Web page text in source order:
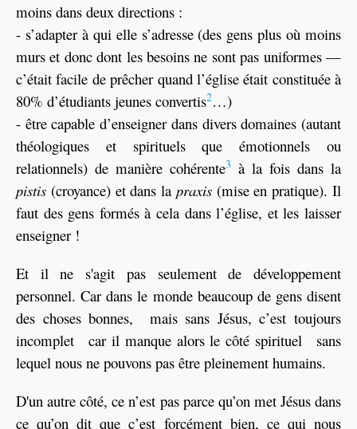
moins dans deux directions :
- s’adapter à qui elle s’adresse (des gens plus où moins
murs et donc dont les besoins ne sont pas uniformes —
c’était facile de prêcher quand l’église était constituée à
80% d’étudiants jeunes convertis2…)
- être capable d’enseigner dans divers domaines (autant
théologiques et spirituels que émotionnels ou
relationnels) de manière cohérente3 à la fois dans la
pistis (croyance) et dans la praxis(mise en pratique). Il
faut des gens formés à cela dans l’église, et les laisser
enseigner !
Et il ne s'agit pas seulement de développement
personnel. Car dans le monde beaucoup de gens disent
des choses bonnes, mais sans Jésus, c’est toujours
incomplet car il manque alors le côté spirituel sans
lequel nous ne pouvons pas être pleinement humains.
D'un autre côté, ce n’est pas parce qu’on met Jésus dans
ce qu’on dit que c’est forcément bien, ce qui nous